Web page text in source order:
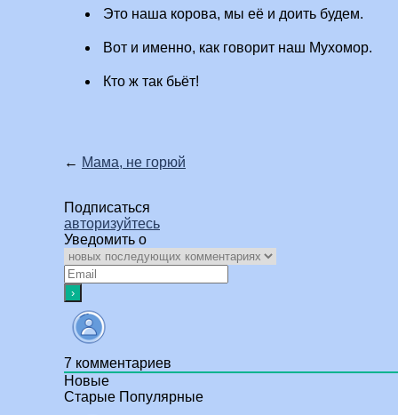
Это наша корова, мы её и доить будем.
Вот и именно, как говорит наш Мухомор.
Кто ж так бьёт!
← Мама, не горюй
Подписаться
авторизуйтесь
Уведомить о
7 комментариев
Новые
Старые Популярные